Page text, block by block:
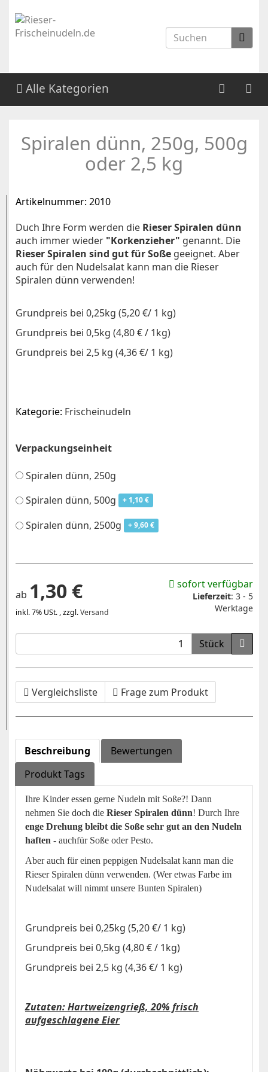
Alle Kategorien
Spiralen dünn, 250g, 500g
oder 2,5 kg
Artikelnummer: 2010
Duch Ihre Form werden die Rieser Spiralen dünn
auch immer wieder "Korkenzieher" genannt. Die
Rieser Spiralen sind gut für Soße geeignet. Aber
auch für den Nudelsalat kann man die Rieser
Spiralen dünn verwenden!
Grundpreis bei 0,25kg (5,20 €/ 1 kg)
Grundpreis bei 0,5kg (4,80 € / 1kg)
Grundpreis bei 2,5 kg (4,36 €/ 1 kg)
Kategorie: Frischeinudeln
Verpackungseinheit
Spiralen dünn, 250g
Spiralen dünn, 500g
+ 1,10 €
Spiralen dünn, 2500g + 9,60 €
ab 1,30 €
inkl. 7% USt. , zzgl.Versand
sofort verfügbar
Lieferzeit: 3 - 5
Werktage
Stück
Vergleichsliste Frage zum Produkt
Beschreibung
Bewertungen
Produkt Tags
Ihre Kinder essen gerne Nudeln mit Soße?! Dann
nehmen Sie doch die Rieser Spiralen dünn! Durch Ihre
enge Drehung bleibt die Soße sehr gut an den Nudeln
haften - auchfür Soße oder Pesto.
Aber auch für einen peppigen Nudelsalat kann man die
Rieser Spiralen dünn verwenden. (Wer etwas Farbe im
Nudelsalat will nimmt unsere Bunten Spiralen)
Grundpreis bei 0,25kg (5,20 €/ 1 kg)
Grundpreis bei 0,5kg (4,80 € / 1kg)
Grundpreis bei 2,5 kg (4,36 €/ 1 kg)
Zutaten: Hartweizengrieß, 20% frisch
aufgeschlagene Eier